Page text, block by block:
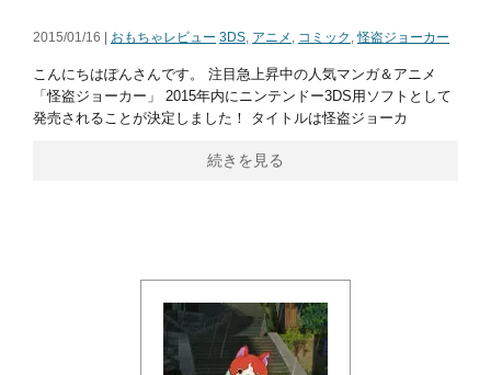
2015/01/16 | おもちゃレビュー 3DS, アニメ , コミック ,怪盗ジョーカー
こんにちはぽんさんです。 注目急上昇中の人気マンガ＆アニメ
「怪盗ジョーカー」 2015年内にニンテンドー3DS用ソフトとして
発売されることが決定しました！ タイトルは怪盗ジョーカ
続きを見る